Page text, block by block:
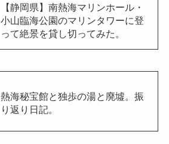
【静岡県】南熱海マリンホール・
小山臨海公園のマリンタワーに登
って絶景を貸し切ってみた。
熱海秘宝館と独歩の湯と廃墟。振
り返り日記。